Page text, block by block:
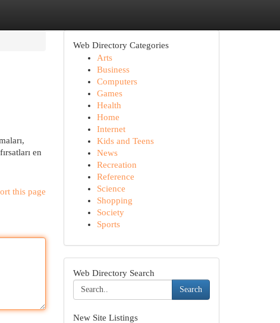
en
this page
Web Directory Categories
Arts
Business
Computers
Games
Health
Home
Internet
Kids and Teens
News
Recreation
Reference
Science
Shopping
Society
Sports
Web Directory Search
Search
New Site Listings